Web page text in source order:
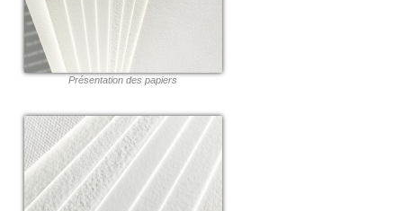
Présentation des papiers